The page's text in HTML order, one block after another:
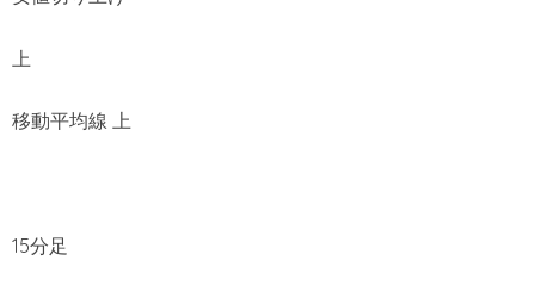
上
移動平均線 上
15分足